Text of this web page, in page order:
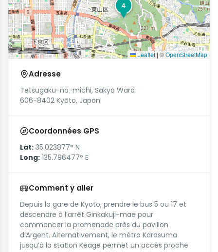
4
Leaflet |©OpenStreetMap
Adresse
Tetsugaku-no-michi, Sakyo Ward
606-8402 Kyōto, Japon
Coordonnées GPS
Lat: 35.023877° N
Long: 135.796477° E
Comment y aller
Depuis la gare de Kyoto, prendre le bus 5 ou 17 et
descendre à l’arrêt Ginkakuji-mae pour
commencer la promenade près du pavillon
d’Argent. Alternativement, le métro Karasuma
jusqu’à la station Keage permet un accès proche